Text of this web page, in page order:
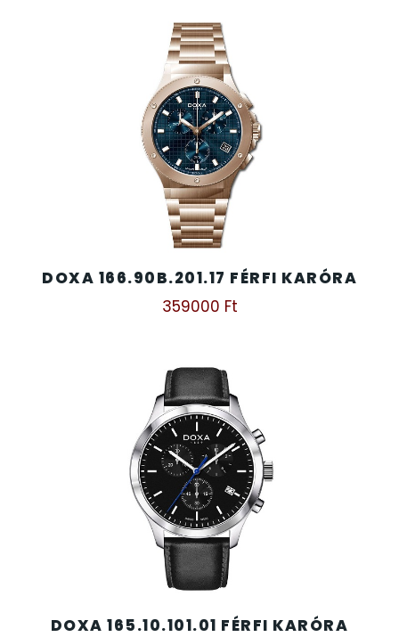
DOXA 166.90B.201.17 FÉRFI KARÓRA
359000 Ft
DOXA 165.10.101.01 FÉRFI KARÓRA